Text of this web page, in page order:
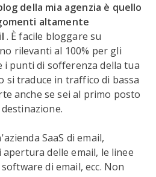
della mia agenzia è quello
altamente
. È facile bloggare su
rilevanti al 100% per gli
i punti di sofferenza della tua
si traduce in traffico di bassa
anche se sei al primo posto
SaaS di email,
delle email, le linee
di email, ecc. Non